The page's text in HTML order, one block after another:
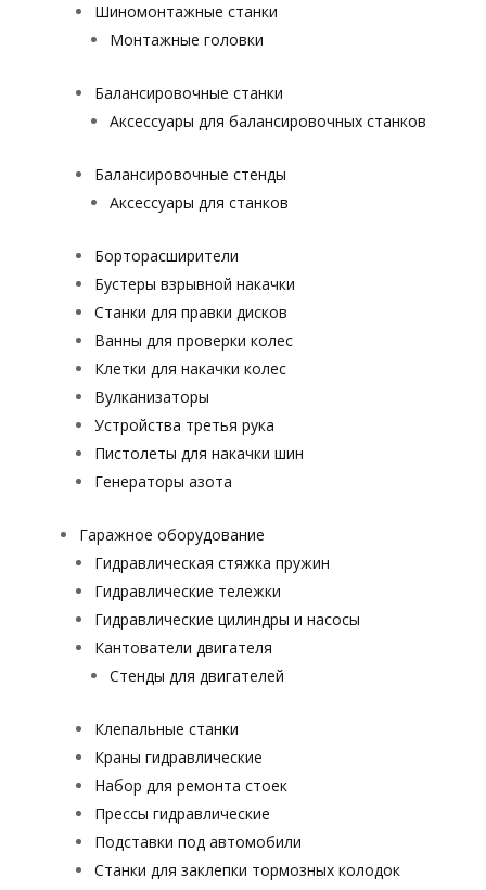
Шиномонтажные станки
Монтажные головки
Балансировочные станки
Аксессуары для балансировочных станков
Балансировочные стенды
Аксессуары для станков
Борторасширители
Бустеры взрывной накачки
Станки для правки дисков
Ванны для проверки колес
Клетки для накачки колес
Вулканизаторы
Устройства третья рука
Пистолеты для накачки шин
Генераторы азота
Гаражное оборудование
Гидравлическая стяжка пружин
Гидравлические тележки
Гидравлические цилиндры и насосы
Кантователи двигателя
Стенды для двигателей
Клепальные станки
Краны гидравлические
Набор для ремонта стоек
Прессы гидравлические
Подставки под автомобили
Станки для заклепки тормозных колодок